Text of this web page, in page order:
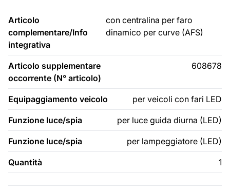
Articolo
complementare/Info
integrativa
con centralina per faro
dinamico per curve (AFS)
Articolo supplementare
occorrente (N° articolo)
608678
Equipaggiamento veicolo per veicoli con fari LED
Funzione luce/spia per luce guida diurna (LED)
Funzione luce/spia per lampeggiatore (LED)
Quantità 1